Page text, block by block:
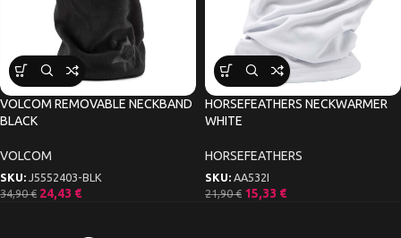
VOLCOM REMOVABLE NECKBAND
BLACK
VOLCOM
SKU: J5552403-BLK
34,90€ 24,43 €
HORSEFEATHERS NECKWARMER
WHITE
HORSEFEATHERS
SKU: AA532I
21,90€ 15,33 €